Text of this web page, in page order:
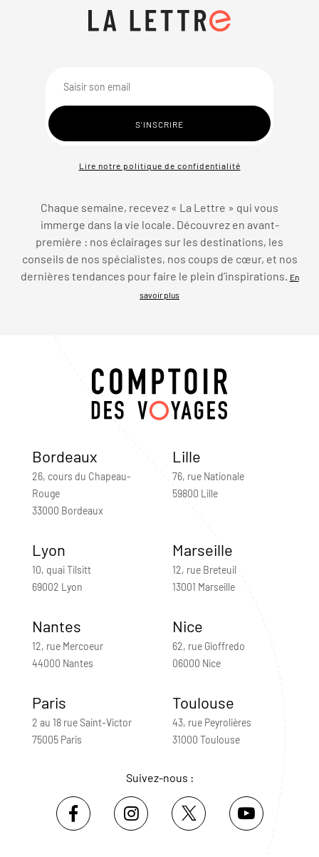
Lire notre politique de confidentialité
Chaque semaine, recevez « La Lettre » qui vous
immerge dans la vie locale. Découvrez en avant-
première : nos éclairages sur les destinations, les
conseils de nos spécialistes, nos coups de cœur, et nos
dernières tendances pour faire le plein d’inspirations.
En
savoir plus
Bordeaux
26, cours du Chapeau-
Rouge
33000 Bordeaux
Lille
76, rue Nationale
59800 Lille
Lyon
10, quai Tilsitt
69002 Lyon
Marseille
12, rue Breteuil
13001 Marseille
Nantes
12, rue Mercoeur
44000 Nantes
Nice
62, rue Gioffredo
06000 Nice
Paris
2 au 18 rue Saint-Victor
75005 Paris
Toulouse
43, rue Peyrolières
31000 Toulouse
Suivez-nous :